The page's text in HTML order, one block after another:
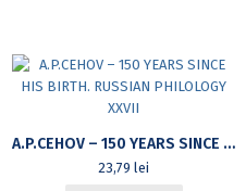
A.P.CEHOV – 150 YEARS SINCE HIS BIRTH. RUSSIAN PHILOLOGY XXVII
23,79 lei